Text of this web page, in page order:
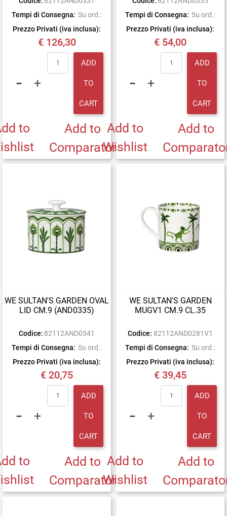
Tempi di Consegna: Su ord.:
Prezzo Privati (iva inclusa):
€ 126,30
ADD
TO
CART
to
Add to
Comparator
Tempi di Consegna: Su ord.:
Prezzo Privati (iva inclusa):
€ 54,00
ADD
TO
CART
Add to
Wishlist
Add to
WE SULTAN'S GARDEN OVAL
LID CM.9 (AND0335)
Codice: 82112AND0341
Tempi di Consegna: Su ord.:
Prezzo Privati (iva inclusa):
€ 20,75
ADD
TO
CART
to
Add to
Comparator
WE SULTAN'S GARDEN
MUGV1 CM.9 CL.35
Codice: 82112AND0281V1
Tempi di Consegna: Su ord.:
Prezzo Privati (iva inclusa):
€ 39,45
ADD
TO
CART
Add to
Wishlist
Add to